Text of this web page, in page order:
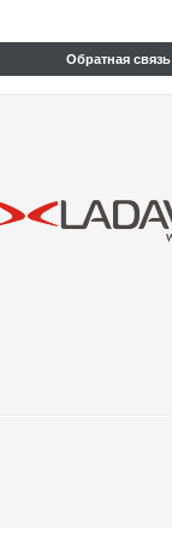
Обратная связь